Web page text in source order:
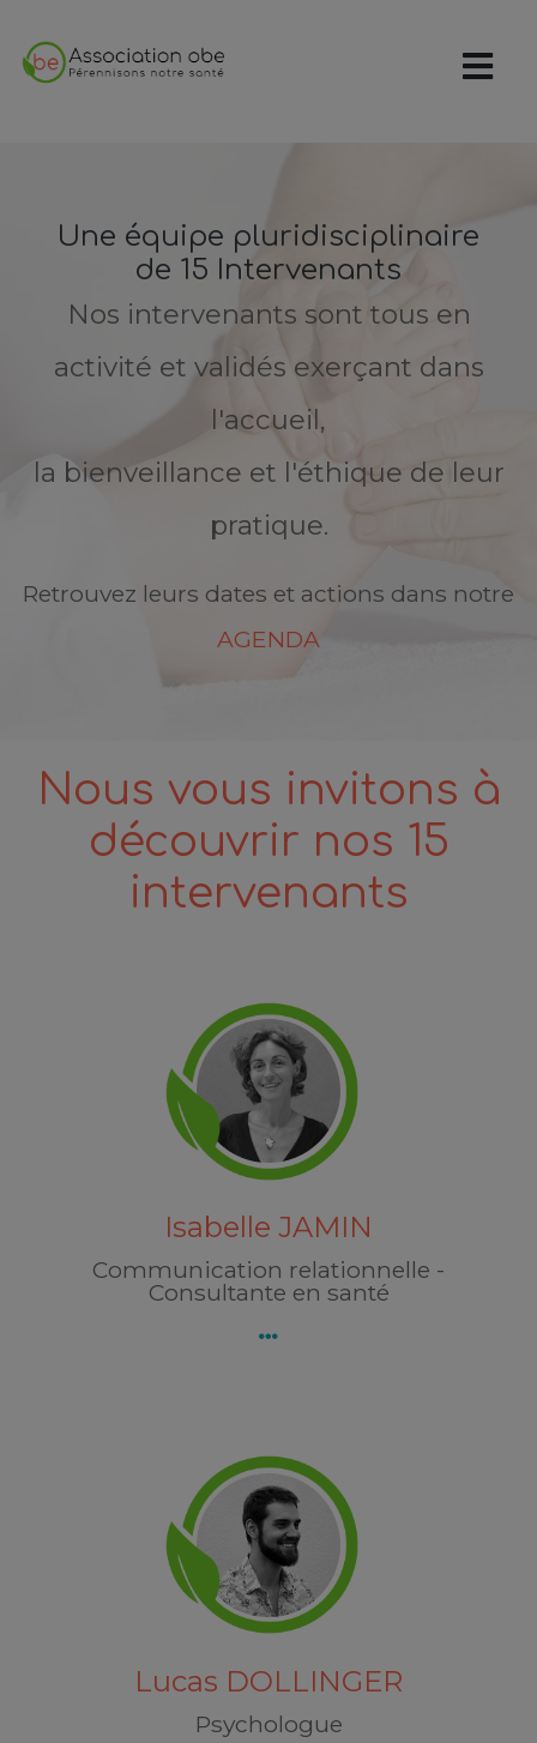
Une équipe pluridisciplinaire
de 15 Intervenants
Nos intervenants sont tous en
activité et validés exerçant dans
l'accueil,
la bienveillance et l'éthique de leur
pratique.
Retrouvez leurs dates et actions dans notre
AGENDA
Nous vous invitons à
découvrir nos 15
intervenants
Isabelle JAMIN
Communication relationnelle -
Consultante en santé
Isabelle JAMIN
64 rue Jean Bernard
55000 BAR-LE-DUC
Découvrez Isabelle JAMIN
Lucas DOLLINGER
Psychologue
Lucas DOLLINGER